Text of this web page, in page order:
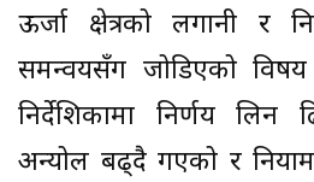
ऊर्जा क्षेत्रको लगानी र
समन्वयसँग जोडिएको
निर्देशिकामा निर्णय लिन
अन्योल बढ्दै गएको र